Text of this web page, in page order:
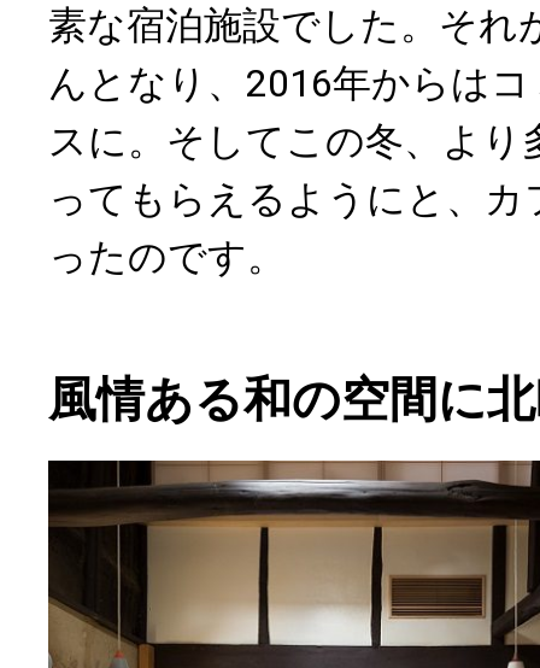
素な宿泊施設でした。それ
んとなり、2016年からは
スに。そしてこの冬、より
ってもらえるようにと、
ったのです。
風情ある和の空間に